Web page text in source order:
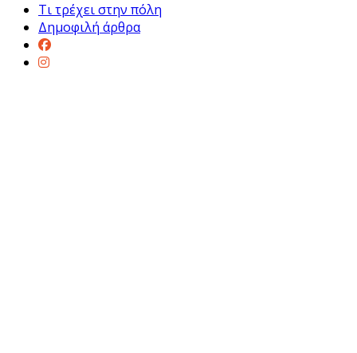
Τι τρέχει στην πόλη
Δημοφιλή άρθρα